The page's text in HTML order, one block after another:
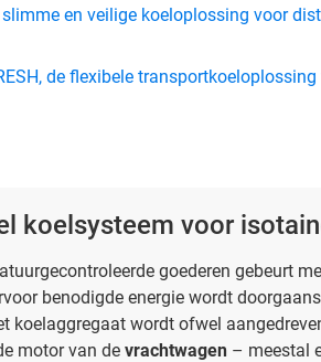
slimme en veilige koeloplossing voor
de flexibele
koelsysteem voor
goederen gebeurt
benodigde energie wordt
koelaggregaat wordt ofwel
motor van de vrachtwagen – meestal